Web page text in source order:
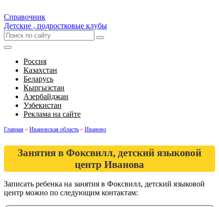
Справочник
Детские , подростковые клубы
Россия
Казахстан
Беларусь
Кыргызстан
Азербайджан
Узбекистан
Реклама на сайте
Главная » Ивановская область » Иваново
Занятия в Фоксвилл, детский языковой
центр Иванова
Записать ребенка на занятия в Фоксвилл, детский языковой
центр можно по следующим контактам: